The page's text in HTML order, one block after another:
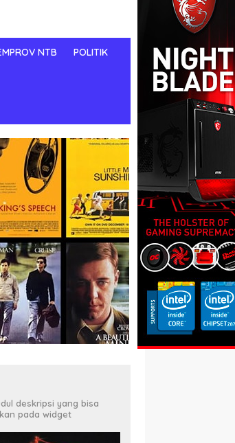
NTB POLITIK
deskripsi yang bisa
pada widget